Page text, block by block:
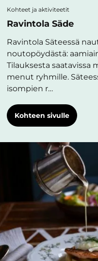
Kohteet ja aktiviteetit
Ravintola Säde
Ravintola Säteessä
noutopöydästä:
Tilauksesta saatavissa
menut ryhmille.
isompien r…
Kohteen sivulle